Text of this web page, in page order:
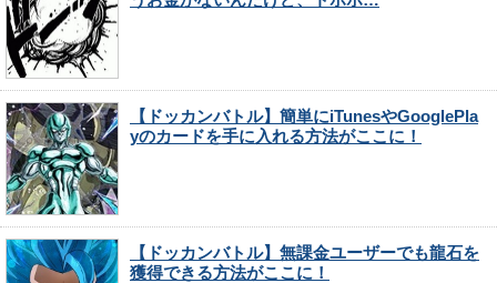
【ドッカンバトル】簡単にiTunesやGooglePla
yのカードを手に入れる方法がここに！
【ドッカンバトル】無課金ユーザーでも龍石を
獲得できる方法がここに！